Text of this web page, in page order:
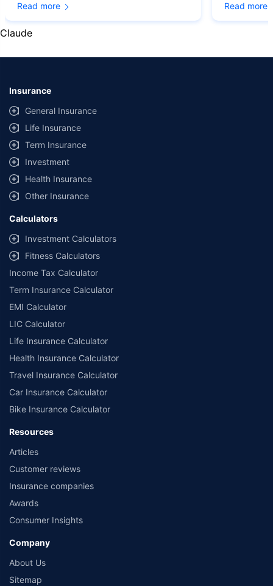
Read more Read more
Claude
Insurance
General Insurance
Life Insurance
Term Insurance
Investment
Health Insurance
Other Insurance
Calculators
Investment Calculators
Fitness Calculators
Income Tax Calculator
Term Insurance Calculator
EMI Calculator
LIC Calculator
Life Insurance Calculator
Health Insurance Calculator
Travel Insurance Calculator
Car Insurance Calculator
Bike Insurance Calculator
Resources
Articles
Customer reviews
Insurance companies
Awards
Consumer Insights
Company
About Us
Sitemap